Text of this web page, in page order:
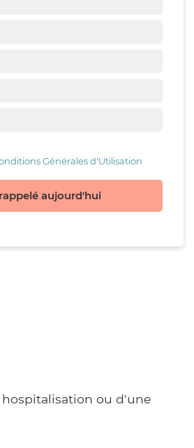
Générales d'Utilisation
aujourd'hui
ou d'une